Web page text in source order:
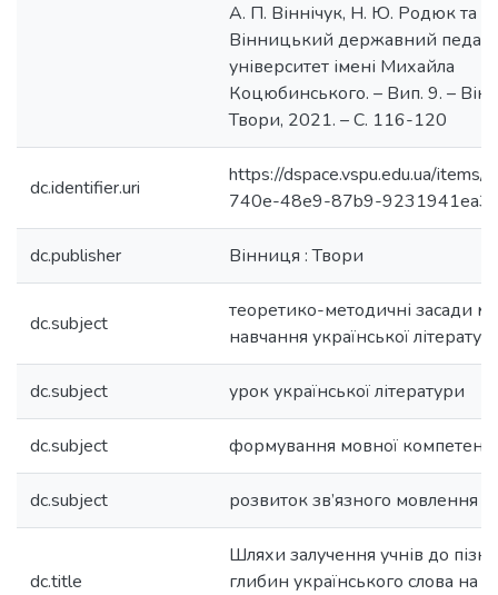
А. П. Віннічук, Н. Ю. Родюк та
Вінницький державний
університет імені Михайла
Коцюбинського. – Вип. 9. –
Твори, 2021. – С. 116-120
dc.identifier.uri
https://dspace.vspu.edu.ua/
740e-48e9-87b9-
dc.publisher Вінниця : Твори
dc.subject
теоретико-методичні засади
навчання української
dc.subject урок української літератури
dc.subject формування мовної
dc.subject розвиток зв’язного мовлення
dc.title
Шляхи залучення учнів до
глибин українського слова на